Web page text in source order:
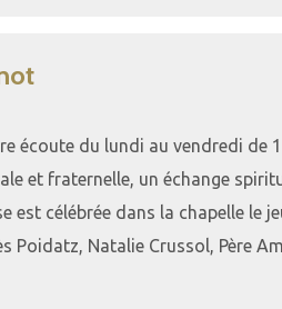
écoute du lundi au vendredi de
et fraternelle, un échange
est célébrée dans la chapelle le
Natalie Crussol, Père